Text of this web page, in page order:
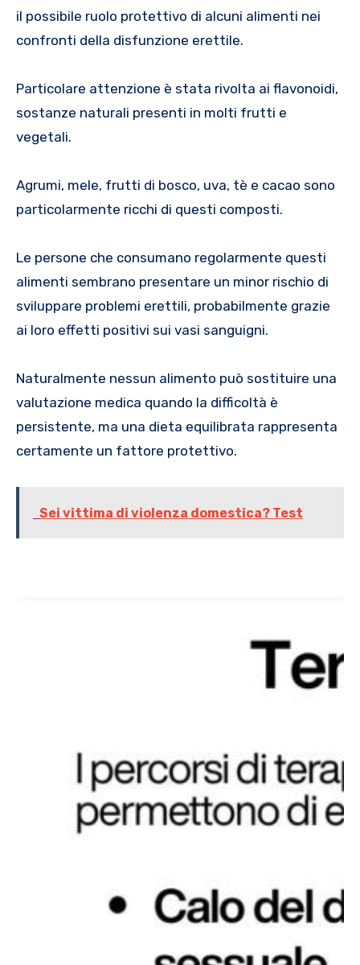
il possibile ruolo protettivo di alcuni alimenti nei
confronti della disfunzione erettile.
Particolare attenzione è stata rivolta ai flavonoidi,
sostanze naturali presenti in molti frutti e
vegetali.
Agrumi, mele, frutti di bosco, uva, tè e cacao sono
particolarmente ricchi di questi composti.
Le persone che consumano regolarmente questi
alimenti sembrano presentare un minor rischio di
sviluppare problemi erettili, probabilmente grazie
ai loro effetti positivi sui vasi sanguigni.
Naturalmente nessun alimento può sostituire una
valutazione medica quando la difficoltà è
persistente, ma una dieta equilibrata rappresenta
certamente un fattore protettivo.
Sei vittima di violenza domestica? Test